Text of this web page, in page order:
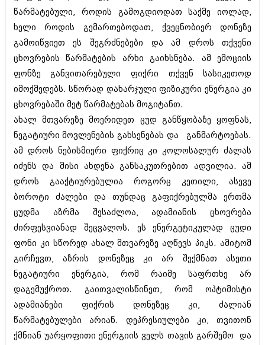
კულინარია
ავტორჩევები
ბელადები
ბიზნესსიახლეები
გვარები
თემიდას სასწორი
იუმორი
კალეიდოსკოპი
ჰოროსკოპი და შეუცნობელი
კრიმინალი
რომანი და დეტექტივი
სახალისო ამბები
შოუბიზნესი
დაიჯესტი
ქალი და მამაკაცი
ისტორია
ბიზნესსიახლეები
გვარები
თემიდას სასწორი
იუმორი
კალეიდოსკოპი
ჰოროსკოპი და შეუცნობელი
კრიმინალი
რომანი და დეტექტივი
სახალისო ამბები
შოუბიზნესი
დაიჯესტი
ქალი და მამაკაცი
ისტორია
სხვადასხვა
ანონსი
წარმატებული, როდის გამოგდიოდათ საქმე იოლად,
ხელი როდის გემართებოდათ, ქვეცნობიერ დონეზე
გამოიწვიეთ ეს შეგრძნებები და ამ დროს თქვენი
ცხოვრების წარმატების არხი გაიხსნება. ამ ემოციის
ფონზე განვითარებული ფიქრი თქვენ სასიკეთოდ
იმოქმედებს. სწორად დახარჯული ფიზიკური ენერგია კი
ცხოვრებაში მეტ წარმატებას მოგიტანთ.
ახალ მთვარეზე მოერიდეთ ცუდ განწყობაზე ყოფნას,
ნეგატიური მოვლენების გახსენებას და განმარტოებას.
ამ დროს ნებისმიერი ფიქრიც კი კოლოსალურ ძალას
იძენს და მისი ახდენა განსაკუთრებით ადვილია. ამ
დროს გააქტიურებულია როგორც კეთილი, ასევე
ბოროტი ძალები და თუნდაც გაფიქრებულმა ერთმა
ცუდმა აზრმა შესაძლოა, ადამიანის ცხოვრება
ძირფესვიანად შეცვალოს. ეს ენერგეტიკულად ცუდი
ფონი კი სწორედ ახალ მთვარეზე აღწევს პიკს. ამიტომ
გირჩევთ, აზრის დონეზეც კი არ შექმნათ ასეთი
ნეგატიური ენერგია, რომ რაიმე საფრთხე არ
დაგემუქროთ. გაითვალისწინეთ, რომ ოპტიმისტი
ადამიანები ფიქრის დონეზეც კი, ძალიან
წარმატებულები არიან. დეპრესიულები კი, თვითონ
ქმნიან უარყოფითი ენერგიის ველს თავის გარშემო და